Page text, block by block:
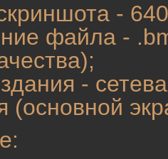
-
файла -
-
(основной